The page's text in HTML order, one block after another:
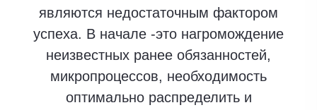
являются недостаточным фактором
успеха. В начале -это нагромождение
неизвестных ранее обязанностей,
микропроцессов, необходимость
оптимально распределить и